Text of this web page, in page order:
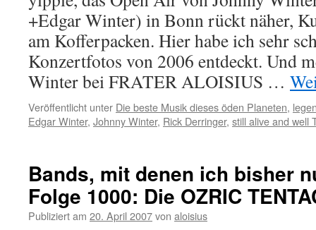
+Edgar Winter) in Bonn rückt näher,
am Kofferpacken. Hier habe ich sehr
Konzertfotos von 2006 entdeckt. Und
Winter bei FRATER ALOISIUS …
Veröffentlicht unter Die beste Musik dieses öden Planeten,
Edgar Winter, Johnny Winter, Rick Derringer, still alive and well
Bands, mit denen ich bisher
Folge 1000: Die OZRIC
Publiziert am 20. April 2007von aloisius